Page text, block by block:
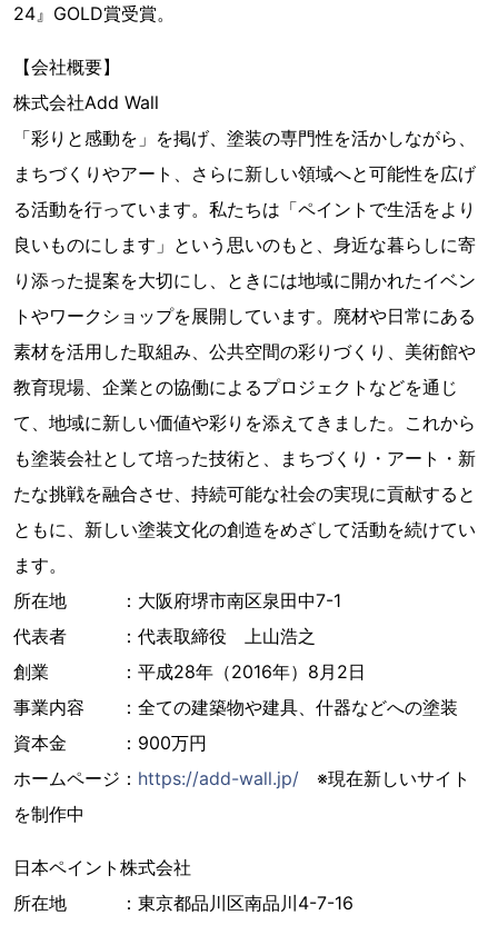
24』GOLD賞受賞。
【会社概要】
株式会社Add Wall
「彩りと感動を」を掲げ、塗装の専門性を活かしながら、
まちづくりやアート、さらに新しい領域へと可能性を広げ
る活動を行っています。私たちは「ペイントで生活をより
良いものにします」という思いのもと、身近な暮らしに寄
り添った提案を大切にし、ときには地域に開かれたイベン
トやワークショップを展開しています。廃材や日常にある
素材を活用した取組み、公共空間の彩りづくり、美術館や
教育現場、企業との協働によるプロジェクトなどを通じ
て、地域に新しい価値や彩りを添えてきました。これから
も塗装会社として培った技術と、まちづくり・アート・新
たな挑戦を融合させ、持続可能な社会の実現に貢献すると
ともに、新しい塗装文化の創造をめざして活動を続けてい
ます。
所在地 ：大阪府堺市南区泉田中7-1
代表者 ：代表取締役 上山浩之
創業 ：平成28年（2016年）8月2日
事業内容 ：全ての建築物や建具、什器などへの塗装
資本金 ：900万円
ホームページ： https://add-wall.jp/ ※現在新しいサイト
を制作中
日本ペイント株式会社
所在地 ：東京都品川区南品川4-7-16